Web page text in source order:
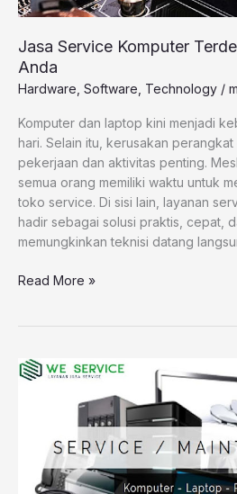
Jasa Service Komputer
Anda
Hardware Software Technology /
Komputer dan laptop kini menjadi
hari. Selain itu, kerusakan
pekerjaan dan aktivitas penting.
semua orang memiliki waktu untuk
toko service. Di sisi lain, layanan
hadir sebagai solusi praktis, cepat,
memungkinkan teknisi datang
Read More »
Jasa
Jakarta
Profesional